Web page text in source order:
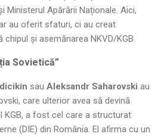
Ministerul Apărării Naționale. Aici,
au oferit sfaturi, ci au creat
și asemănarea NKVD/KGB.
Sovietică”
sau Aleksandr Saharovski au
care ulterior avea să devină
KGB, a fost cel care a structurat
(DIE) din România. El afirma cu un